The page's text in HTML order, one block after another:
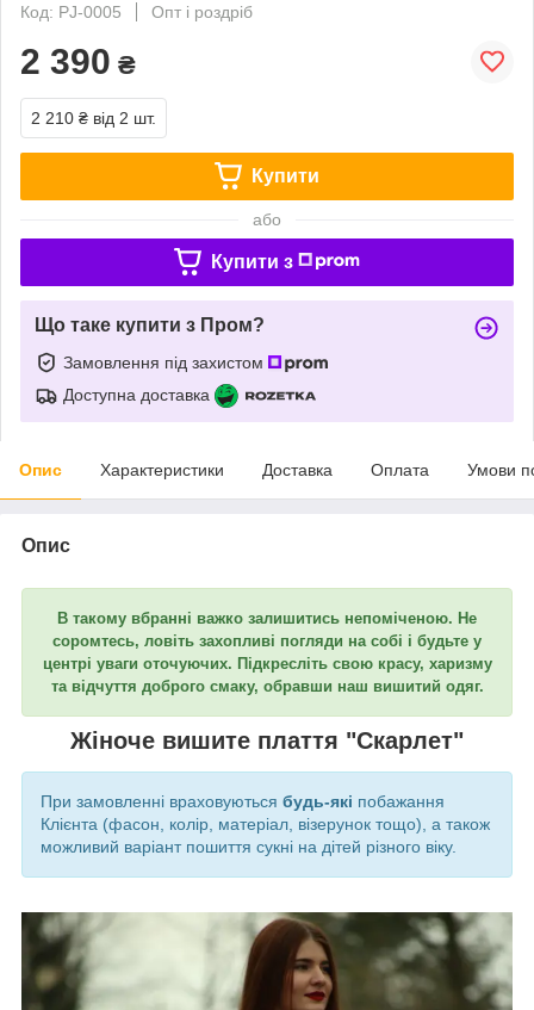
Код: PJ-0005
Опт і роздріб
2 390 ₴
2 210 ₴ від 2 шт.
Купити
або
Купити з
Що таке купити з Пром?
Замовлення під захистом
Доступна доставка
Опис Характеристики Доставка Оплата Умови
Опис
В такому вбранні важко залишитись непоміченою. Не
соромтесь, ловіть захопливі погляди на собі і будьте у
центрі уваги оточуючих. Підкресліть свою красу, харизму
та відчуття доброго смаку, обравши наш вишитий одяг.
Жіноче вишите плаття "Скарлет"
При замовленні враховуються будь-які побажання
Клієнта (фасон, колір, матеріал, візерунок тощо), а також
можливий варіант пошиття сукні на дітей різного віку.